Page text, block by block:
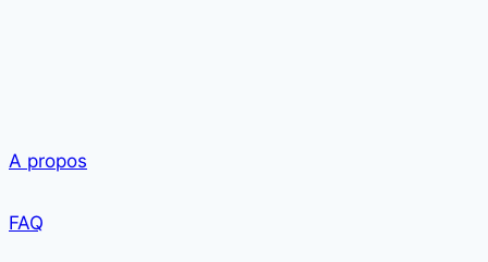
A propos
FAQ